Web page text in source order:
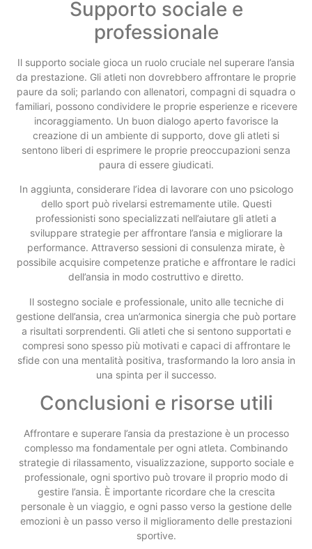
Supporto sociale e
professionale
Il supporto sociale gioca un ruolo cruciale nel superare l’ansia
da prestazione. Gli atleti non dovrebbero affrontare le proprie
paure da soli; parlando con allenatori, compagni di squadra o
familiari, possono condividere le proprie esperienze e ricevere
incoraggiamento. Un buon dialogo aperto favorisce la
creazione di un ambiente di supporto, dove gli atleti si
sentono liberi di esprimere le proprie preoccupazioni senza
paura di essere giudicati.
In aggiunta, considerare l’idea di lavorare con uno psicologo
dello sport può rivelarsi estremamente utile. Questi
professionisti sono specializzati nell’aiutare gli atleti a
sviluppare strategie per affrontare l’ansia e migliorare la
performance. Attraverso sessioni di consulenza mirate, è
possibile acquisire competenze pratiche e affrontare le radici
dell’ansia in modo costruttivo e diretto.
Il sostegno sociale e professionale, unito alle tecniche di
gestione dell’ansia, crea un’armonica sinergia che può portare
a risultati sorprendenti. Gli atleti che si sentono supportati e
compresi sono spesso più motivati e capaci di affrontare le
sfide con una mentalità positiva, trasformando la loro ansia in
una spinta per il successo.
Conclusioni e risorse utili
Affrontare e superare l’ansia da prestazione è un processo
complesso ma fondamentale per ogni atleta. Combinando
strategie di rilassamento, visualizzazione, supporto sociale e
professionale, ogni sportivo può trovare il proprio modo di
gestire l’ansia. È importante ricordare che la crescita
personale è un viaggio, e ogni passo verso la gestione delle
emozioni è un passo verso il miglioramento delle prestazioni
sportive.